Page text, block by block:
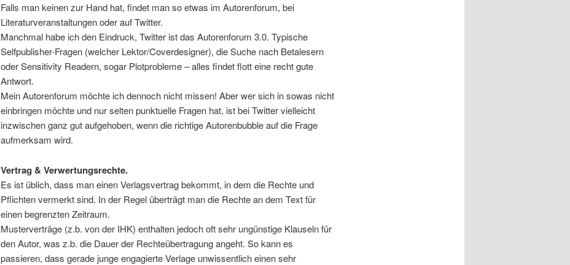
Falls man keinen zur Hand hat, findet man so etwas im Autorenforum, bei
Literaturveranstaltungen oder auf Twitter.
Manchmal habe ich den Eindruck, Twitter ist das Autorenforum 3.0. Typische
Selfpublisher-Fragen (welcher Lektor/Coverdesigner), die Suche nach Betalesern
oder Sensitivity Readern, sogar Plotprobleme – alles findet flott eine recht gute
Antwort.
Mein Autorenforum möchte ich dennoch nicht missen! Aber wer sich in sowas nicht
einbringen möchte und nur selten punktuelle Fragen hat, ist bei Twitter vielleicht
inzwischen ganz gut aufgehoben, wenn die richtige Autorenbubble auf die Frage
aufmerksam wird.
Vertrag & Verwertungsrechte.
Es ist üblich, dass man einen Verlagsvertrag bekommt, in dem die Rechte und
Pflichten vermerkt sind. In der Regel überträgt man die Rechte an dem Text für
einen begrenzten Zeitraum.
Musterverträge (z.b. von der IHK) enthalten jedoch oft sehr ungünstige Klauseln für
den Autor, was z.b. die Dauer der Rechteübertragung angeht. So kann es
passieren, dass gerade junge engagierte Verlage unwissentlich einen sehr